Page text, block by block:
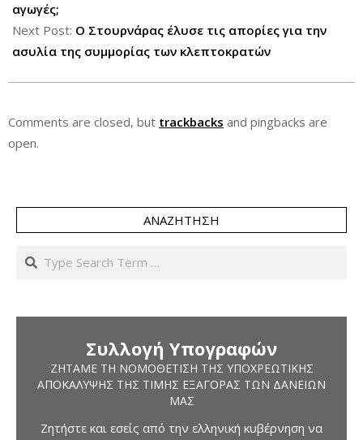
21
αγωγές;
Next Post: Ο Στουρνάρας έλυσε τις απορίες για την
ασυλία της συμμορίας των κλεπτοκρατών
Comments are closed, but trackbacks and pingbacks are
open.
ΑΝΑΖΉΤΗΣΗ
Search
Συλλογή Υπογραφών
ΖΗΤΆΜΕ ΤΗ ΝΟΜΟΘΈΤΙΣΗ ΤΗΣ ΥΠΟΧΡΕΩΤΙΚΉΣ
ΑΠΟΚΆΛΥΨΗΣ ΤΗΣ ΤΙΜΉΣ ΕΞΑΓΟΡΆΣ ΤΩΝ ΔΑΝΕΊΩΝ
ΜΑΣ
Ζητήστε και εσείς από την ελληνική κυβέρνηση να